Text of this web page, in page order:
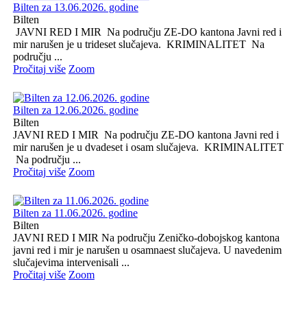
Bilten za 13.06.2026. godine
Bilten
JAVNI RED I MIR Na području ZE-DO kantona Javni red i
mir narušen je u trideset slučajeva. KRIMINALITET Na
području ...
Pročitaj više Zoom
Bilten za 12.06.2026. godine
Bilten
JAVNI RED I MIR Na području ZE-DO kantona Javni red i
mir narušen je u dvadeset i osam slučajeva. KRIMINALITET
Na području ...
Pročitaj više Zoom
Bilten za 11.06.2026. godine
Bilten
JAVNI RED I MIR Na području Zeničko-dobojskog kantona
javni red i mir je narušen u osamnaest slučajeva. U navedenim
slučajevima intervenisali ...
Pročitaj više Zoom